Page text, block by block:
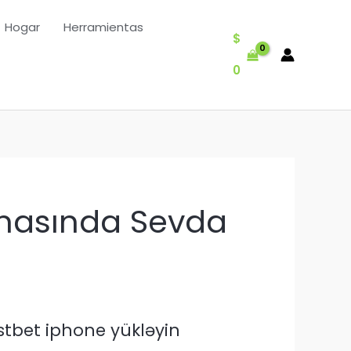
Hogar Herramientas
$
0
Sevda
iphone yükləyin